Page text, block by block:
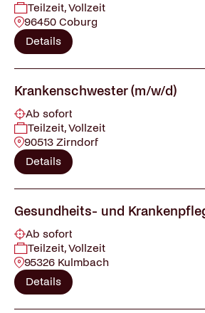
Teilzeit, Vollzeit
96450 Coburg
Details
Krankenschwester (m/w/d)
Ab sofort
Teilzeit, Vollzeit
90513 Zirndorf
Details
Gesundheits- und
Ab sofort
Teilzeit, Vollzeit
95326 Kulmbach
Details